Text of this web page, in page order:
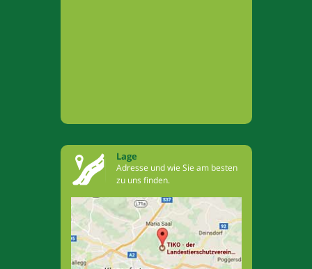
Lage
Adresse und wie Sie am besten
zu uns finden.